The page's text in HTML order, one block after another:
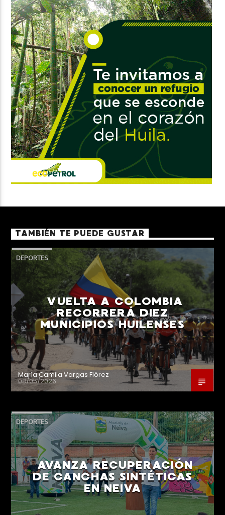
TAMBIÉN TE PUEDE GUSTAR
DEPORTES
VUELTA A COLOMBIA
RECORRERÁ DIEZ
MUNICIPIOS HUILENSES
María Camila Vargas Flórez
08/05/2026
DEPORTES
AVANZA RECUPERACIÓN
DE CANCHAS SINTÉTICAS
EN NEIVA